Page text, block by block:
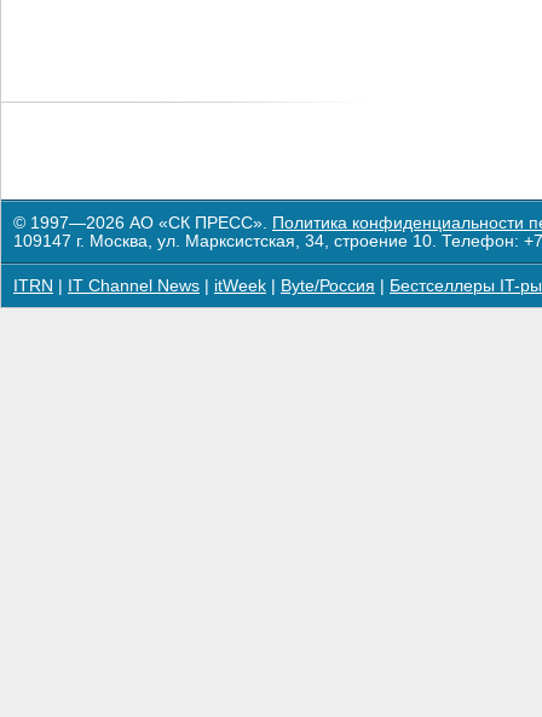
© 1997—2026 АО «СК ПРЕСС». Политика конфиденциальности
109147 г. Москва, ул. Марксистская, 34, строение 10. Телефон:
ITRN IT Channel News itWeek Byte/Россия Бестселлеры IT-